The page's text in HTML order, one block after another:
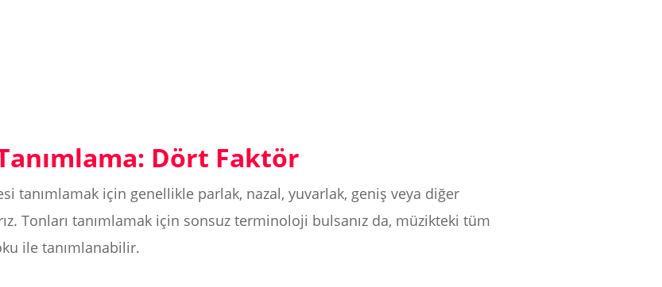
Dört Faktör
tanımlamak için genellikle parlak, nazal, yuvarlak, geniş veya diğer
Tonları tanımlamak için sonsuz terminoloji bulsanız da, müzikteki tüm
ile tanımlanabilir.